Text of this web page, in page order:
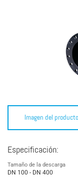
Imagen del producto
Especificación:
Tamaño de la descarga
DN 100 - DN 400